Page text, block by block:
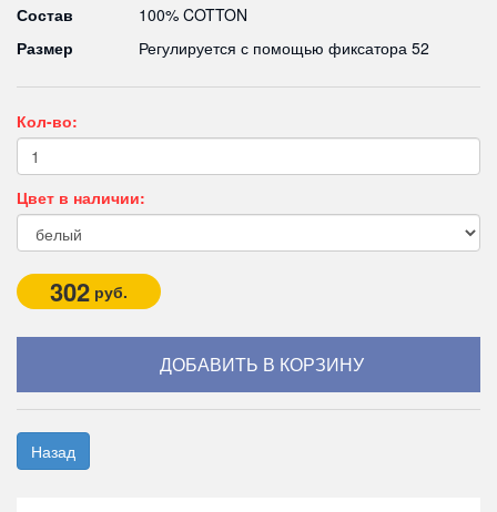
Состав
100% COTTON
Размер
Регулируется с помощью фиксатора 52
Кол-во:
Цвет в наличии:
302 руб.
Назад